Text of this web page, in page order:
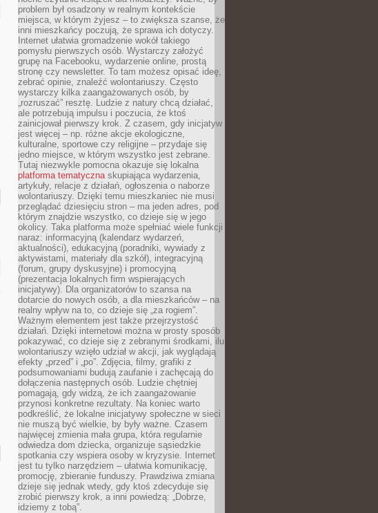
problem był osadzony w realnym kontekście
miejsca, w którym żyjesz – to zwiększa szanse, że
inni mieszkańcy poczują, że sprawa ich dotyczy.
Internet ułatwia gromadzenie wokół takiego
pomysłu pierwszych osób. Wystarczy założyć
grupę na Facebooku, wydarzenie online, prostą
stronę czy newsletter. To tam możesz opisać ideę,
zebrać opinie, znaleźć wolontariuszy. Często
wystarczy kilka zaangażowanych osób, by
„rozruszać” resztę. Ludzie z natury chcą działać,
ale potrzebują impulsu i poczucia, że ktoś
zainicjował pierwszy krok. Z czasem, gdy inicjatyw
jest więcej – np. różne akcje ekologiczne,
kulturalne, sportowe czy religijne – przydaje się
jedno miejsce, w którym wszystko jest zebrane.
Tutaj niezwykle pomocna okazuje się lokalna
platforma tematycznaskupiająca wydarzenia,
artykuły, relacje z działań, ogłoszenia o naborze
wolontariuszy. Dzięki temu mieszkaniec nie musi
przeglądać dziesięciu stron – ma jeden adres, pod
którym znajdzie wszystko, co dzieje się w jego
okolicy. Taka platforma może spełniać wiele funkcji
naraz: informacyjną (kalendarz wydarzeń,
aktualności), edukacyjną (poradniki, wywiady z
aktywistami, materiały dla szkół), integracyjną
(forum, grupy dyskusyjne) i promocyjną
(prezentacja lokalnych firm wspierających
inicjatywy). Dla organizatorów to szansa na
dotarcie do nowych osób, a dla mieszkańców – na
realny wpływ na to, co dzieje się „za rogiem”.
Ważnym elementem jest także przejrzystość
działań. Dzięki internetowi można w prosty sposób
pokazywać, co dzieje się z zebranymi środkami, ilu
wolontariuszy wzięło udział w akcji, jak wyglądają
efekty „przed” i „po”. Zdjęcia, filmy, grafiki z
podsumowaniami budują zaufanie i zachęcają do
dołączenia następnych osób. Ludzie chętniej
pomagają, gdy widzą, że ich zaangażowanie
przynosi konkretne rezultaty. Na koniec warto
podkreślić, że lokalne inicjatywy społeczne w sieci
nie muszą być wielkie, by były ważne. Czasem
najwięcej zmienia mała grupa, która regularnie
odwiedza dom dziecka, organizuje sąsiedzkie
spotkania czy wspiera osoby w kryzysie. Internet
jest tu tylko narzędziem – ułatwia komunikację,
promocję, zbieranie funduszy. Prawdziwa zmiana
dzieje się jednak wtedy, gdy ktoś zdecyduje się
zrobić pierwszy krok, a inni powiedzą: „Dobrze,
idziemy z tobą”.